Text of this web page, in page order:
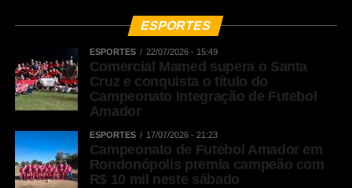
ESPORTES
ESPORTES 22/07/2026 - 15:49
Comercial Mamed supera o Santa
Cruz e conquista o título do
Campeonato Integração de Futebol
Amador
ESPORTES 17/07/2026 - 21:23
Campeonato de Futebol Amador em
Rondonópolis premia campeão com
R$ 10 mil neste sábado